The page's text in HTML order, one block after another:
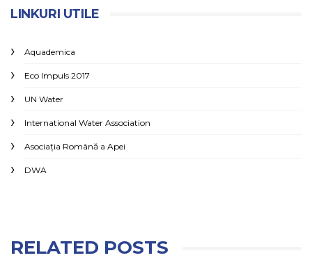
LINKURI UTILE
Aquademica
Eco Impuls 2017
UN Water
International Water Association
Asociaţia Română a Apei
DWA
RELATED POSTS